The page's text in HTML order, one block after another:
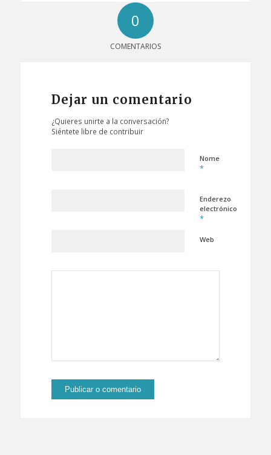
0
COMENTARIOS
Dejar un comentario
¿Quieres unirte a la conversación?
Siéntete libre de contribuir
Nome
*
Enderezo
electrónico
*
Web